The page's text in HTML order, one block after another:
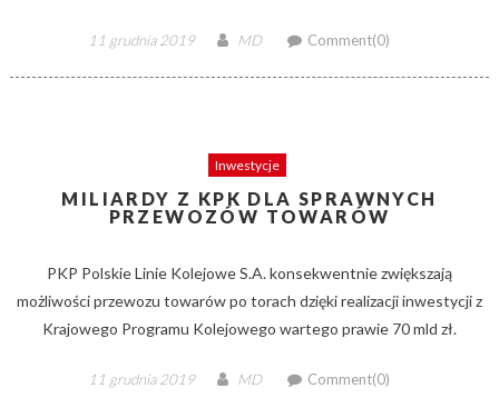
Posted
11 grudnia 2019 Author
MD Comment(0)
Inwestycje
MILIARDY Z KPK DLA SPRAWNYCH
PRZEWOZÓW TOWARÓW
PKP Polskie Linie Kolejowe S.A. konsekwentnie zwiększają
możliwości przewozu towarów po torach dzięki realizacji inwestycji z
Krajowego Programu Kolejowego wartego prawie 70 mld zł.
Posted
11 grudnia 2019 Author
MD Comment(0)